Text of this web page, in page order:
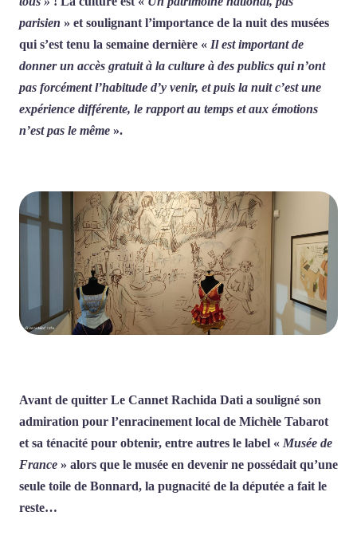
parisien » et soulignant l’importance de la nuit des musées
qui s’est tenu la semaine dernière « Il est important de
donner un accès gratuit à la culture à des publics qui n’ont
pas forcément l’habitude d’y venir, et puis la nuit c’est une
expérience différente, le rapport au temps et aux émotions
n’est pas le même ».
Avant de quitter Le Cannet Rachida Dati a souligné son
admiration pour l’enracinement local de Michèle Tabarot
et sa ténacité pour obtenir, entre autres le label « Musée de
France » alors que le musée en devenir ne possédait qu’une
seule toile de Bonnard, la pugnacité de la députée a fait le
reste…